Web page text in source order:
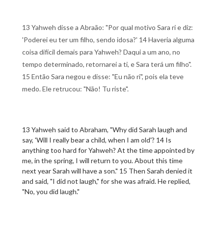
13 Yahweh disse a Abraão: "Por qual motivo Sara ri e diz:
'Poderei eu ter um filho, sendo idosa?' 14 Haveria alguma
coisa difícil demais para Yahweh? Daqui a um ano, no
tempo determinado, retornarei a ti, e Sara terá um filho".
15 Então Sara negou e disse: "Eu não ri", pois ela teve
medo. Ele retrucou: "Não! Tu riste".
13 Yahweh said to Abraham, "Why did Sarah laugh and
say, 'Will I really bear a child, when I am old'? 14 Is
anything too hard for Yahweh? At the time appointed by
me, in the spring, I will return to you. About this time
next year Sarah will have a son." 15 Then Sarah denied it
and said, "I did not laugh," for she was afraid. He replied,
"No, you did laugh."